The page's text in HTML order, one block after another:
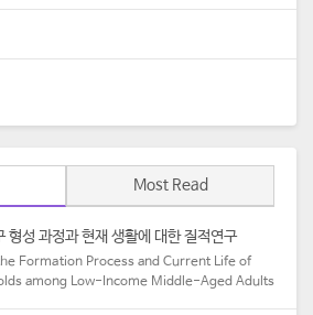
Most Read
형성 과정과 현재 생활에 대한 질적연구
Formation Process and Current Life of
among Low-Income Middle-Aged Adults​